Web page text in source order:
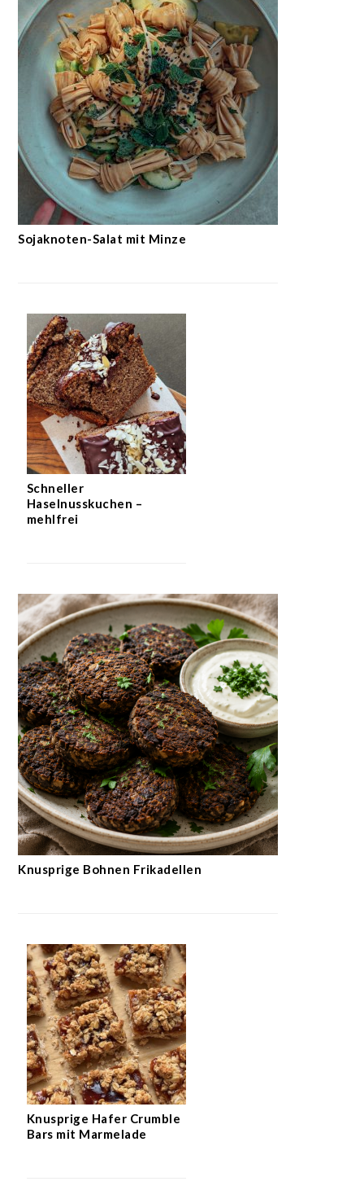
Sojaknoten-Salat mit Minze
Schneller
Haselnusskuchen –
mehlfrei
Knusprige Bohnen Frikadellen
Knusprige Hafer Crumble
Bars mit Marmelade